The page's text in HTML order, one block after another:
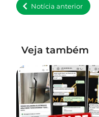
Notícia anterior
Veja também